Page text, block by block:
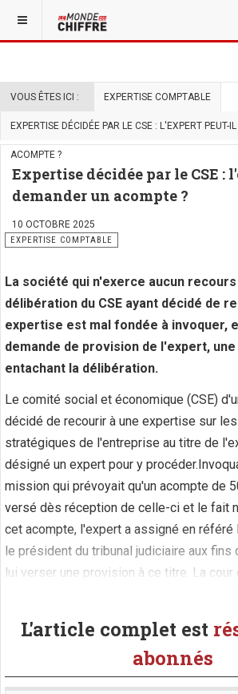
VOUS ÊTES ICI : EXPERTISE COMPTABLE
EXPERTISE DÉCIDÉE PAR LE CSE : L'EXPERT PEUT-
ACOMPTE ?
Expertise décidée par le CSE
demander un acompte ?
10 OCTOBRE 2025
EXPERTISE COMPTABLE
La société qui n'exerce aucun
délibération du CSE ayant décidé de
expertise est mal fondée à invoquer,
demande de provision de l'expert,
entachant la délibération.
Le comité social et économique (CSE)
décidé de recourir à une expertise sur
stratégiques de l'entreprise au titre de
désigné un expert pour y
mission qui prévoyait qu'un acompte de
versé dès réception de celle-ci et le fait
cet acompte, l'expert a assigné en
le président du tribunal judiciaire aux fins
lui verser une provision à ce titre. La cour
L'article complet est
abonnés